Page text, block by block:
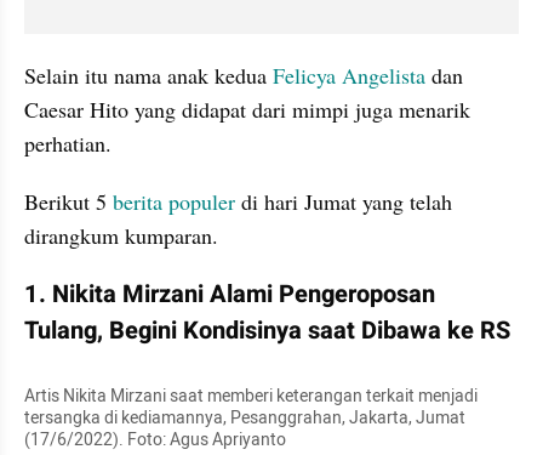
Selain itu nama anak kedua Felicya Angelista dan
Caesar Hito yang didapat dari mimpi juga menarik
perhatian.
Berikut 5 berita populer di hari Jumat yang telah
dirangkum kumparan.
1. Nikita Mirzani Alami Pengeroposan
Tulang, Begini Kondisinya saat Dibawa ke RS
Artis Nikita Mirzani saat memberi keterangan terkait menjadi
tersangka di kediamannya, Pesanggrahan, Jakarta, Jumat
(17/6/2022). Foto: Agus Apriyanto